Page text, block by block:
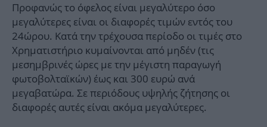
Προφανώς το όφελος είναι μεγαλύτερο όσο
μεγαλύτερες είναι οι διαφορές τιμών εντός του
24ώρου. Κατά την τρέχουσα περίοδο οι τιμές στο
Χρηματιστήριο κυμαίνονται από μηδέν (τις
μεσημβρινές ώρες με την μέγιστη παραγωγή
φωτοβολταϊκών) έως και 300 ευρώ ανά
μεγαβατώρα. Σε περιόδους υψηλής ζήτησης οι
διαφορές αυτές είναι ακόμα μεγαλύτερες.